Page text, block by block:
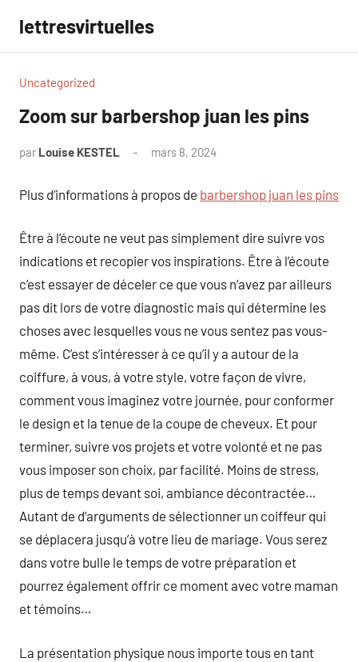
contenu
lettresvirtuelles
Uncategorized
Zoom sur barbershop juan les pins
par Louise KESTEL mars 8, 2024
Plus d’informations à propos de barbershop juan les pins
Être à l’écoute ne veut pas simplement dire suivre vos
indications et recopier vos inspirations. Être à l’écoute
c’est essayer de déceler ce que vous n’avez par ailleurs
pas dit lors de votre diagnostic mais qui détermine les
choses avec lesquelles vous ne vous sentez pas vous-
même. C’est s’intéresser à ce qu’il y a autour de la
coiffure, à vous, à votre style, votre façon de vivre,
comment vous imaginez votre journée, pour conformer
le design et la tenue de la coupe de cheveux. Et pour
terminer, suivre vos projets et votre volonté et ne pas
vous imposer son choix, par facilité. Moins de stress,
plus de temps devant soi, ambiance décontractée…
Autant de d’arguments de sélectionner un coiffeur qui
se déplacera jusqu’à votre lieu de mariage. Vous serez
dans votre bulle le temps de votre préparation et
pourrez également offrir ce moment avec votre maman
et témoins…
La présentation physique nous importe tous en tant